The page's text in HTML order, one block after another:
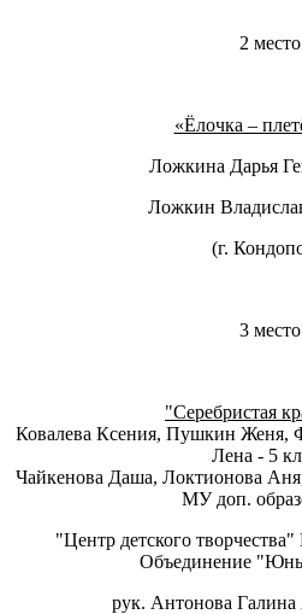
2 место
«Ёлочка –
Ложкина Дарья
Ложкин
(г.
3 место
"Серебристая
Ковалева Ксения, Пушкин Женя,
Лена - 5
Чайкенова Даша, Локтионова
МУ доп.
"Центр детского
Объединение
рук. Антонова Галина